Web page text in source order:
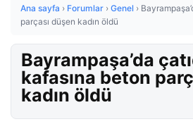
Ana sayfa › Forumlar › Genel ›
parçası düşen kadın öldü
Bayrampaşa’da
kafasına beton
kadın öldü